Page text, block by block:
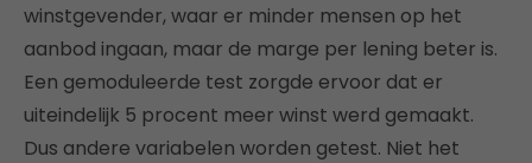
winstgevender, waar er minder mensen op het
aanbod ingaan, maar de marge per lening beter is.
Een gemoduleerde test zorgde ervoor dat er
uiteindelijk 5 procent meer winst werd gemaakt.
Dus andere variabelen worden getest. Niet het